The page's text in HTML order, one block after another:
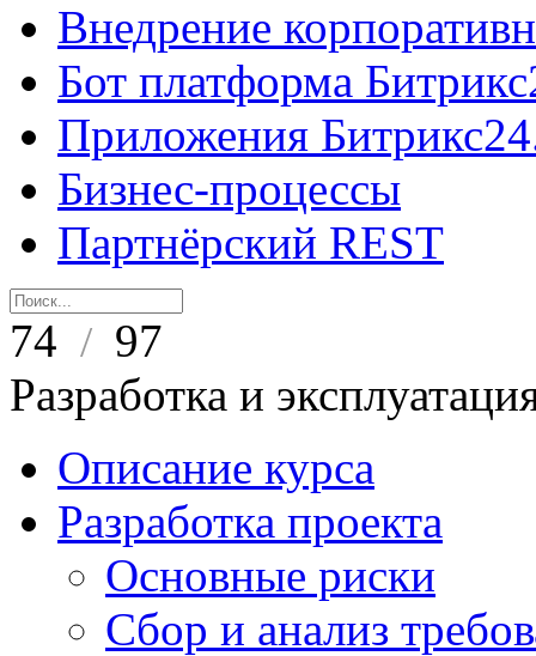
Внедрение
Бот платформа
Приложения
Бизнес-процессы
Партнёрский REST
74 / 97
Разработка и
Описание курса
Разработка проекта
Основные риски
Сбор и анализ